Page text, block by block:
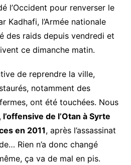
l’Occident pour renverser le
Kadhafi, l’Armée nationale
des raids depuis vendredi et
ce dimanche matin.
de reprendre la ville,
notamment des
ont été touchées. Nous
l’offensive de l’Otan à Syrte
en 2011, après l’assassinat
Rien n’a donc changé
ça va de mal en pis.